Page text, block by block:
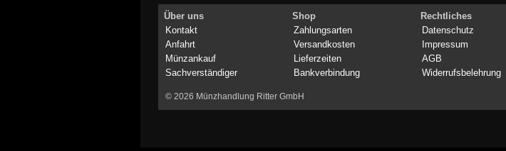
Über uns
Kontakt
Anfahrt
Münzankauf
Sachverständiger
Shop
Zahlungsarten
Versandkosten
Lieferzeiten
Bankverbindung
Rechtliches
Datenschutz
Impressum
AGB
Widerrufsbelehrung
© 2026 Münzhandlung Ritter GmbH